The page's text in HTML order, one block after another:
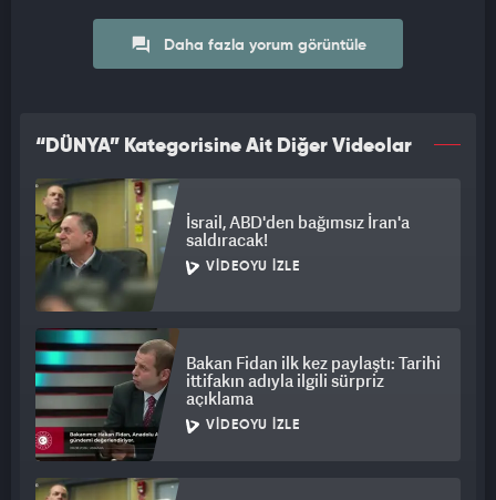
Daha fazla yorum görüntüle
“DÜNYA” Kategorisine Ait Diğer Videolar
İsrail, ABD'den bağımsız İran'a
saldıracak!
VIDEOYU İZLE
Bakan Fidan ilk kez paylaştı: Tarihi
ittifakın adıyla ilgili sürpriz
açıklama
VIDEOYU İZLE